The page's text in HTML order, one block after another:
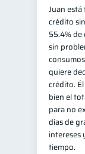
Juan
crédito
55.4%
sin
quiere
crédito.
bien el
para no
días de
intereses
tiempo.